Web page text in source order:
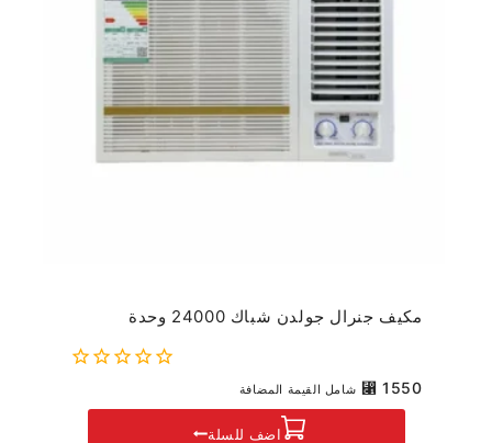
مكيف جنرال جولدن شباك 24000 وحدة
⃁ 1550 شامل القيمة المضافة
اضف للسلة